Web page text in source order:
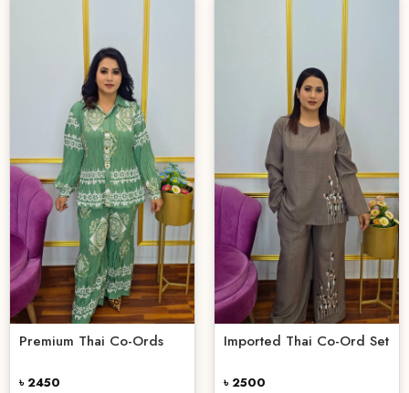
Premium Thai Co-Ords
৳ 2450
Imported Thai Co-Ord Set
৳ 2500